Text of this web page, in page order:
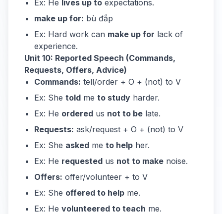
Ex: He lives up to expectations.
make up for: bù đắp
Ex: Hard work can make up for lack of
experience.
Unit 10: Reported Speech (Commands,
Requests, Offers, Advice)
Commands: tell/order + O + (not) to V
Ex: She told me to study harder.
Ex: He ordered us not to be late.
Requests: ask/request + O + (not) to V
Ex: She asked me to help her.
Ex: He requested us not to make noise.
Offers: offer/volunteer + to V
Ex: She offered to help me.
Ex: He volunteered to teach me.